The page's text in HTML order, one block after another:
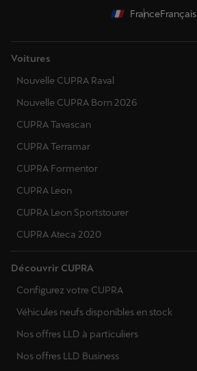
FranceFrançais
Voitures
Nouvelle CUPRA Raval
Nouvelle CUPRA Born 2026
CUPRA Tavascan
CUPRA Terramar
CUPRA Formentor
CUPRA Leon
CUPRA Leon Sportstourer
CUPRA Ateca 2020
Découvrir CUPRA
Configurez votre CUPRA
Véhicules neufs disponibles en stock
Nos offres LLD à particuliers
Nos offres LLD Business